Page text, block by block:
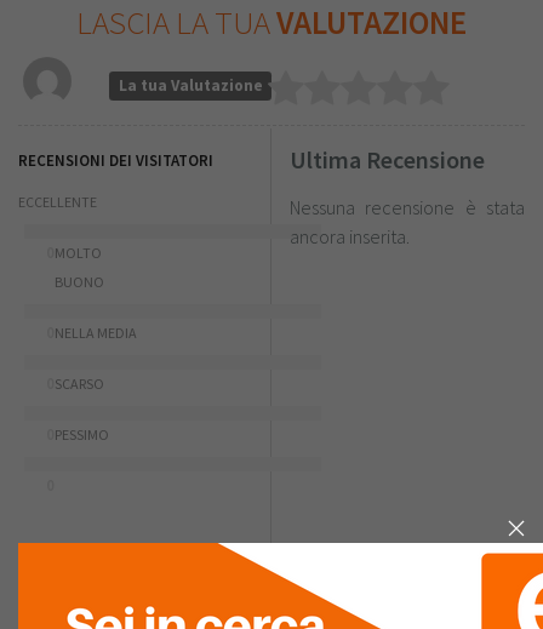
LASCIA LA TUAVALUTAZIONE
La tua Valutazione
RECENSIONI DEI VISITATORI
ECCELLENTE
MOLTO
BUONO
NELLA MEDIA
SCARSO
PESSIMO
FACILITÀ D'USO
Ultima Recensione
Nessuna recensione è stata
ancora inserita.